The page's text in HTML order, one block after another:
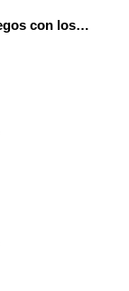
Programa con Scratch juegos con los partidos del mundial 2026 ganados por España